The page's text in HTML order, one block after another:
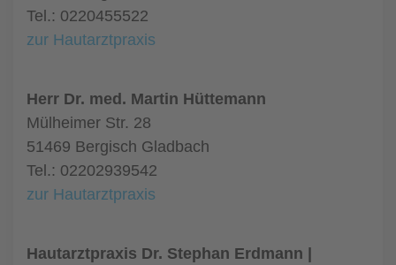
Tel.: 0220455522
zur Hautarztpraxis
Herr Dr. med. Martin Hüttemann
Mülheimer Str. 28
51469 Bergisch Gladbach
Tel.: 02202939542
zur Hautarztpraxis
Hautarztpraxis Dr. Stephan Erdmann |